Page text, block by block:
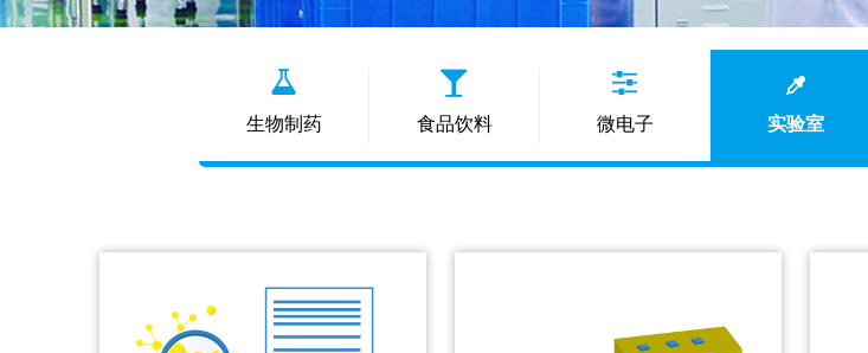
生物制药 食品饮料 微电子 实验室